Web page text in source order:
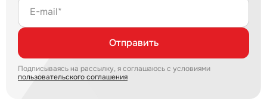
E-mail*
Отправить
Подписываясь на рассылку, я соглашаюсь с условиями
пользовательского соглашения